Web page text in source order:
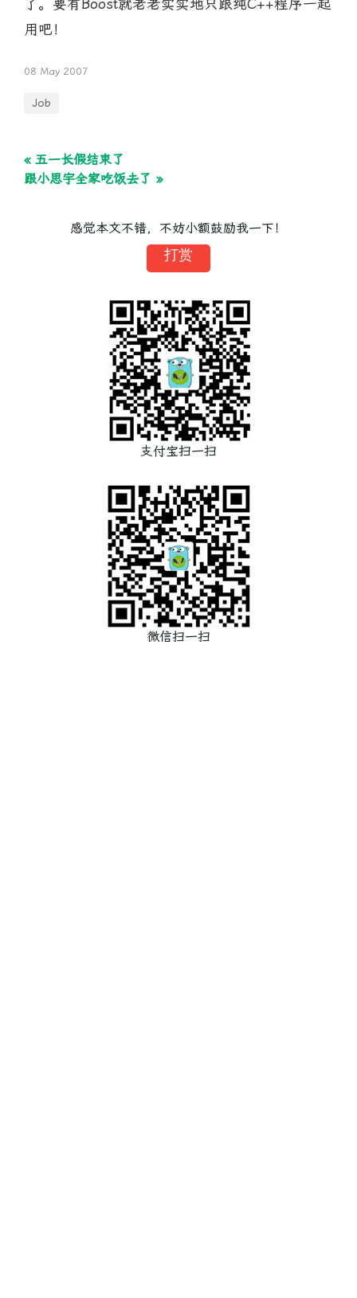
了。要有Boost就老老实实地只跟纯C++程序一起
用吧！
08 May 2007
Job
« 五一长假结束了
跟小思宇全家吃饭去了 »
感觉本文不错，不妨小额鼓励我一下！
打赏
支付宝扫一扫
微信扫一扫